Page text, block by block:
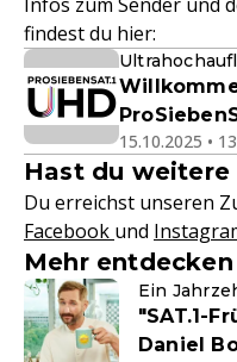
findest du hier:
15.10.2025 •
Hast du weitere
Du erreichst unseren
Facebook und
Mehr entdecken
Ein
"SAT.1-
Daniel